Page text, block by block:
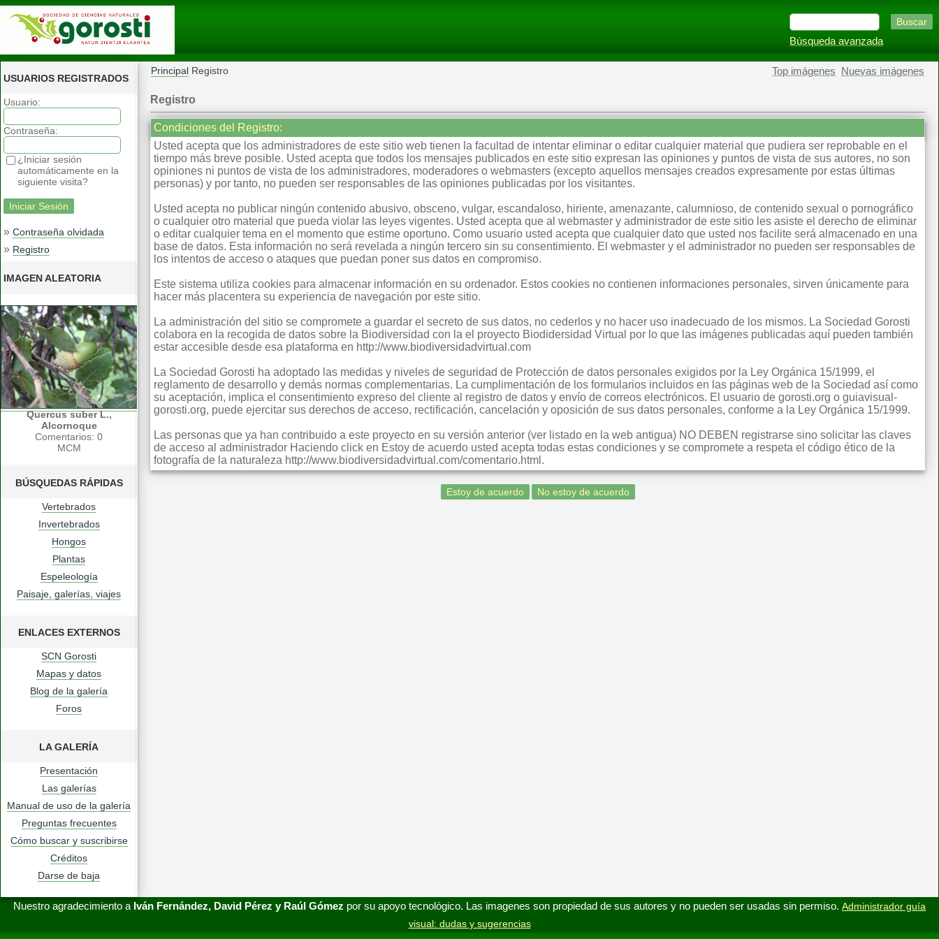
Búsqueda avanzada
USUARIOS REGISTRADOS
Usuario:
Contraseña:
¿Iniciar sesión
automáticamente en la
siguiente visita?
» Contraseña olvidada
» Registro
IMAGEN ALEATORIA
Quercus suber L.,
Alcornoque
Comentarios: 0
MCM
BÚSQUEDAS RÁPIDAS
Vertebrados
Invertebrados
Hongos
Plantas
Espeleología
Paisaje, galerías, viajes
ENLACES EXTERNOS
SCN Gorosti
Mapas y datos
Blog de la galería
Foros
LA GALERÍA
Presentación
Las galerías
Manual de uso de la galería
Preguntas frecuentes
Cómo buscar y suscribirse
Créditos
Darse de baja
Principal Registro Top imágenes Nuevas imágenes
Registro
Condiciones del Registro:
Usted acepta que los administradores de este sitio web tienen la facultad de intentar eliminar o editar cualquier material que pudiera ser reprobable en el
tiempo más breve posible. Usted acepta que todos los mensajes publicados en este sitio expresan las opiniones y puntos de vista de sus autores, no son
opiniones ni puntos de vista de los administradores, moderadores o webmasters (excepto aquellos mensajes creados expresamente por estas últimas
personas) y por tanto, no pueden ser responsables de las opiniones publicadas por los visitantes.
Usted acepta no publicar ningún contenido abusivo, obsceno, vulgar, escandaloso, hiriente, amenazante, calumnioso, de contenido sexual o pornográfico
o cualquier otro material que pueda violar las leyes vigentes. Usted acepta que al webmaster y administrador de este sitio les asiste el derecho de eliminar
o editar cualquier tema en el momento que estime oportuno. Como usuario usted acepta que cualquier dato que usted nos facilite será almacenado en una
base de datos. Esta información no será revelada a ningún tercero sin su consentimiento. El webmaster y el administrador no pueden ser responsables de
los intentos de acceso o ataques que puedan poner sus datos en compromiso.
Este sistema utiliza cookies para almacenar información en su ordenador. Estos cookies no contienen informaciones personales, sirven únicamente para
hacer más placentera su experiencia de navegación por este sitio.
La administración del sitio se compromete a guardar el secreto de sus datos, no cederlos y no hacer uso inadecuado de los mismos. La Sociedad Gorosti
colabora en la recogida de datos sobre la Biodiversidad con la el proyecto Biodidersidad Virtual por lo que las imágenes publicadas aquí pueden también
estar accesible desde esa plataforma en http://www.biodiversidadvirtual.com
La Sociedad Gorosti ha adoptado las medidas y niveles de seguridad de Protección de datos personales exigidos por la Ley Orgánica 15/1999, el
reglamento de desarrollo y demás normas complementarias. La cumplimentación de los formularios incluidos en las páginas web de la Sociedad así como
su aceptación, implica el consentimiento expreso del cliente al registro de datos y envío de correos electrónicos. El usuario de gorosti.org o guiavisual-
gorosti.org, puede ejercitar sus derechos de acceso, rectificación, cancelación y oposición de sus datos personales, conforme a la Ley Orgánica 15/1999.
Las personas que ya han contribuido a este proyecto en su versión anterior (ver listado en la web antigua) NO DEBEN registrarse sino solicitar las claves
de acceso al administrador Haciendo click en Estoy de acuerdo usted acepta todas estas condiciones y se compromete a respeta el código ético de la
fotografía de la naturaleza http://www.biodiversidadvirtual.com/comentario.html.
Nuestro agradecimiento a Iván Fernández, David Pérez y Raúl Gómez por su apoyo tecnológico. Las imagenes son propiedad de sus autores y no pueden ser usadas sin permiso. Administrador guía
visual: dudas y sugerencias